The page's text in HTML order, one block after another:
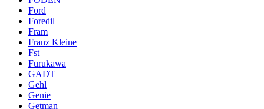
Ford
Foredil
Fram
Franz Kleine
Fst
Furukawa
GADT
Gehl
Genie
Getman